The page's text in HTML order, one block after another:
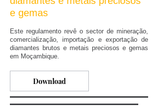
e gemas
Este regulamento revê o sector de mineração,
comercialização, importação e exportação de
diamantes brutos e metais preciosos e gemas
em Moçambique.
Download